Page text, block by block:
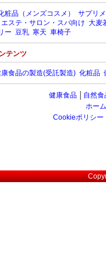
粧品（メンズコスメ） サプリ
エステ・サロン・スパ向け 大麦
ー 豆乳 寒天 車椅子
テンツ
食品の製造(受託製造) 化粧品
健康食品 自然食
ホーム
Cookieポリシー